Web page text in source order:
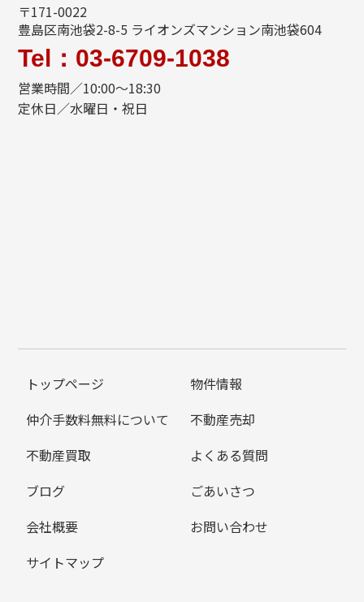
〒171-0022
豊島区南池袋2-8-5 ライオンズマンション南池袋604
Tel：03-6709-1038
営業時間／10:00～18:30
定休日／水曜日・祝日
トップページ
物件情報
仲介手数料無料について
不動産売却
不動産買取
よくある質問
ブログ
ごあいさつ
会社概要
お問い合わせ
サイトマップ